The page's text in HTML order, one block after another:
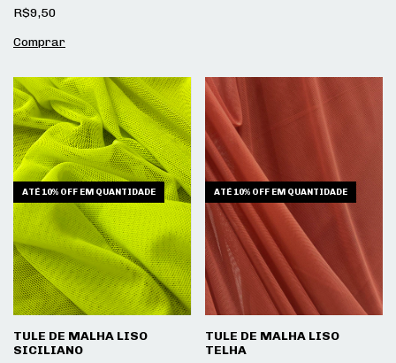
R$9,50
ATÉ 10% OFF EM QUANTIDADE
TULE DE MALHA LISO
SICILIANO
ATÉ 10% OFF EM QUANTIDADE
TULE DE MALHA LISO
TELHA